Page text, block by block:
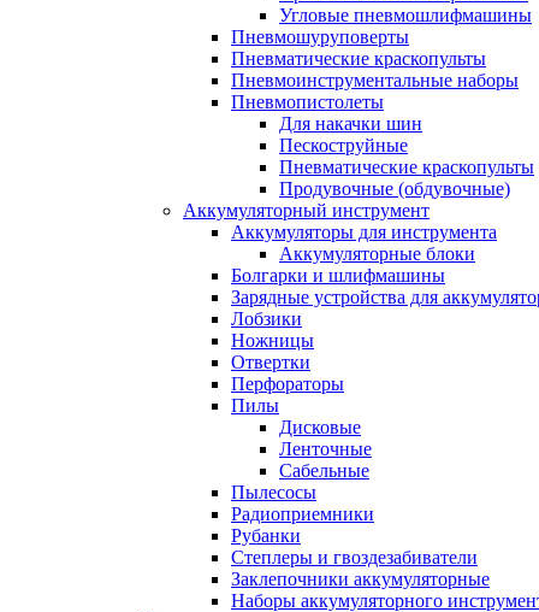
Угловые пневмошлифмашины
Пневмошуруповерты
Пневматические краскопульты
Пневмоинструментальные наборы
Пневмопистолеты
Для накачки шин
Пескоструйные
Пневматические краскопульты
Продувочные (обдувочные)
Аккумуляторный инструмент
Аккумуляторы для инструмента
Аккумуляторные блоки
Болгарки и шлифмашины
Зарядные устройства для
Лобзики
Ножницы
Отвертки
Перфораторы
Пилы
Дисковые
Ленточные
Сабельные
Пылесосы
Радиоприемники
Рубанки
Степлеры и гвоздезабиватели
Заклепочники аккумуляторные
Наборы аккумуляторного